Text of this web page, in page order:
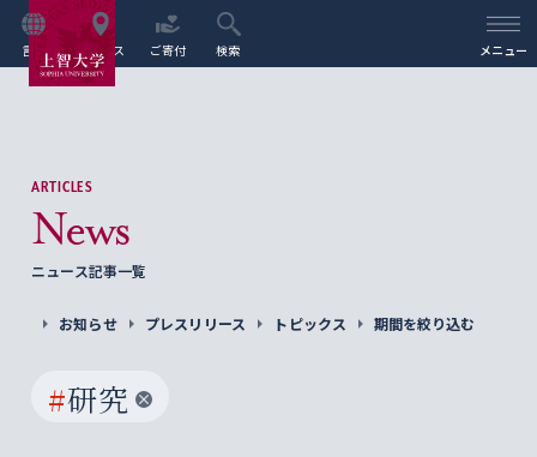
言語 アクセス ご寄付 検索 メニュー
ARTICLES
News
ニュース記事一覧
お知らせ プレスリリース トピックス 期間を絞り込む
#研究